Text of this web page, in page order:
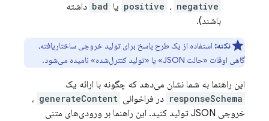
positive ، negative یا bad داشته
باشند).
نکته: استفاده از یک طرح پاسخ برای تولید خروجی ساختاریافته،
گاهی اوقات «حالت JSON» یا «تولید کنترل‌شده» نامیده می‌شود.
این راهنما به شما نشان می‌دهد که چگونه با ارائه یک
responseSchema در فراخوانی generateContent ،
خروجی JSON تولید کنید. این راهنما بر ورودی‌های متنی